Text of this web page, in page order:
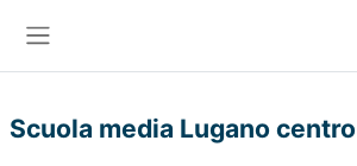
Scuola media Lugano centro